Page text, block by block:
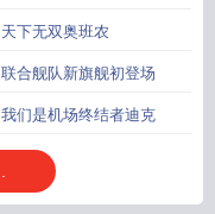
下无双奥班农
合舰队新旗舰初登场
们是机场终结者迪克